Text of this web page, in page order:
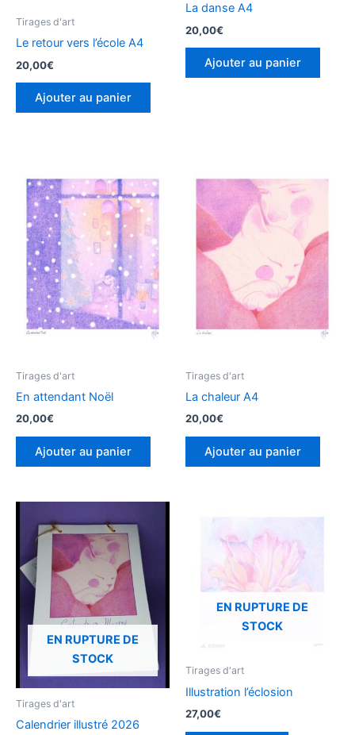
Tirages d'art
Le retour vers l’école A4
20,00€
Ajouter au panier
La danse A4
20,00€
Ajouter au panier
Tirages d'art
En attendant Noël
20,00€
Ajouter au panier
Tirages d'art
La chaleur A4
20,00€
Ajouter au panier
EN RUPTURE DE
STOCK
Tirages d'art
Calendrier illustré 2026
EN RUPTURE DE
STOCK
Tirages d'art
Illustration l’éclosion
27,00€